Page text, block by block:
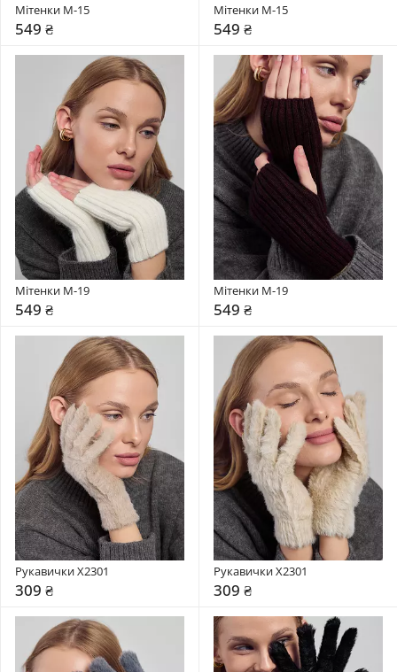
Мітенки М-15
549 ₴
Мітенки М-15
549 ₴
Мітенки М-19
549 ₴
Мітенки М-19
549 ₴
Рукавички X2301
309 ₴
Рукавички X2301
309 ₴